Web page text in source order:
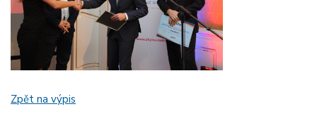
Zpět na výpis